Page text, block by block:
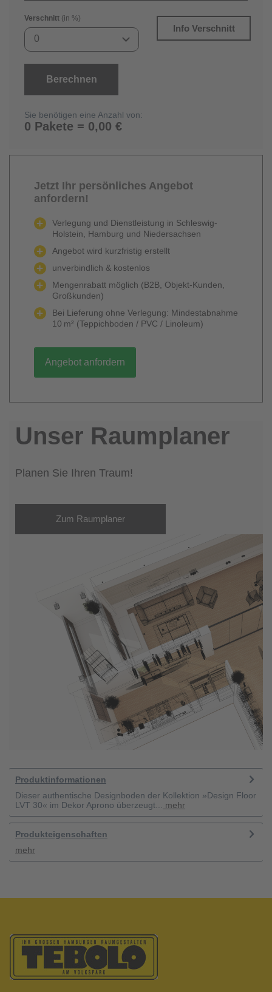
Verschnitt (in %)
0
Info Verschnitt
Berechnen
Sie benötigen eine Anzahl von:
0 Pakete = 0,00 €
Jetzt Ihr persönliches Angebot
anfordern!
Verlegung und Dienstleistung in Schleswig-
Holstein, Hamburg und Niedersachsen
Angebot wird kurzfristig erstellt
unverbindlich & kostenlos
Mengenrabatt möglich (B2B, Objekt-Kunden,
Großkunden)
Bei Lieferung ohne Verlegung: Mindestabnahme
10 m² (Teppichboden / PVC / Linoleum)
Angebot anfordern
Unser Raumplaner
Planen Sie Ihren Traum!
Zum Raumplaner
Produktinformationen
Dieser authentische Designboden der Kollektion »Design Floor
LVT 30« im Dekor Aprono überzeugt...
mehr
Produkteigenschaften
mehr